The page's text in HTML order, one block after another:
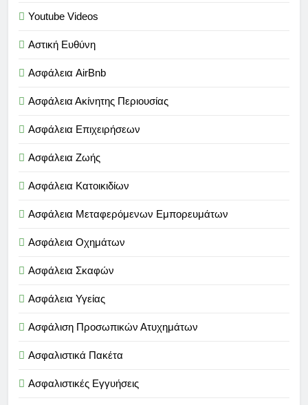
Youtube Videos
Αστική Ευθύνη
Ασφάλεια AirBnb
Ασφάλεια Ακίνητης Περιουσίας
Ασφάλεια Επιχειρήσεων
Ασφάλεια Ζωής
Ασφάλεια Κατοικιδίων
Ασφάλεια Μεταφερόμενων Εμπορευμάτων
Ασφάλεια Οχημάτων
Ασφάλεια Σκαφών
Ασφάλεια Υγείας
Ασφάλιση Προσωπικών Ατυχημάτων
Ασφαλιστικά Πακέτα
Ασφαλιστικές Εγγυήσεις